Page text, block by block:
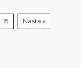
15 Nästa »